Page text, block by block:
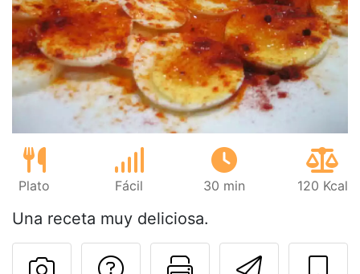
Plato Fácil 30 min 120 Kcal
Una receta muy deliciosa.